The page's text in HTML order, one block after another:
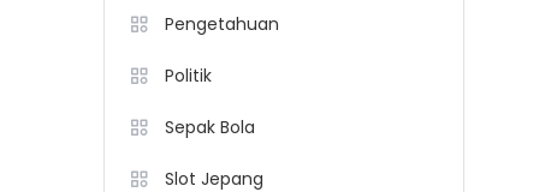
Pengetahuan
Politik
Sepak Bola
Slot Jepang